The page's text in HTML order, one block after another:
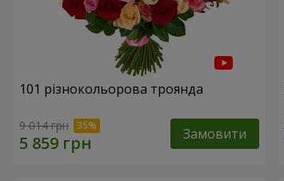
101 різнокольорова троянда
9 014 грн Замовити